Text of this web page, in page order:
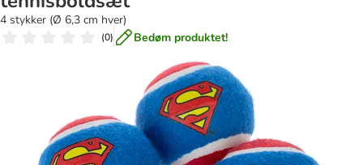
4 stykker (Ø 6,3 cm hver)
(0) Bedøm produktet!